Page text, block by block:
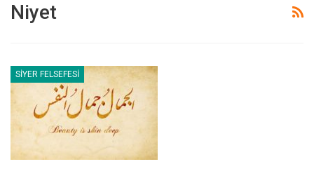
Niyet
SIYER FELSEFESI